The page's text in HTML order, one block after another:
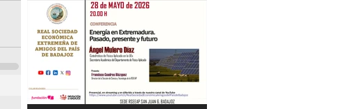
"Cirugía facial en personas
transgénero: evolución histórica y..."
Luis M. Capitán. 02/06/26